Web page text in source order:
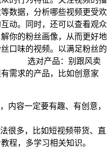
数据，分析哪些视频更受欢
动。同时，还可以查看观众
你的粉丝画像，从而更好地
口味的视频。以满足粉丝的
：别跟风卖
需求的产品，比如创意家
内容一定要有趣、有创意，
眼球！
，比如短视频带货、直
程，多学习相关知识。